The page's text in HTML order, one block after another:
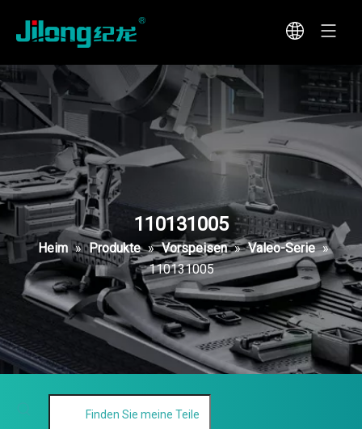
110131005
Heim » Produkte » Vorspeisen » Valeo-Serie »
110131005